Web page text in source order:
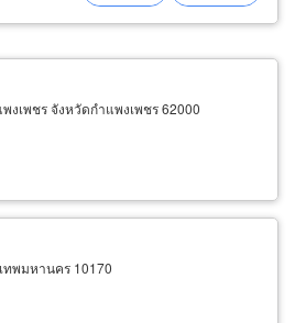
งเพชร จังหวัดกำแพงเพชร 62000
ทพมหานคร 10170